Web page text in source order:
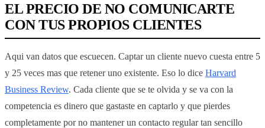
EL PRECIO DE NO COMUNICARTE
CON TUS PROPIOS CLIENTES
Aqui van datos que escuecen. Captar un cliente nuevo cuesta entre 5
y 25 veces mas que retener uno existente. Eso lo dice Harvard
Business Review. Cada cliente que se te olvida y se va con la
competencia es dinero que gastaste en captarlo y que pierdes
completamente por no mantener un contacto regular tan sencillo